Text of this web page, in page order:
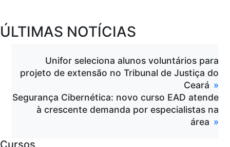
ÚLTIMAS NOTÍCIAS
Unifor seleciona alunos voluntários para
projeto de extensão no Tribunal de Justiça do
Ceará
Segurança Cibernética: novo curso EAD atende
à crescente demanda por especialistas na
área
Cursos